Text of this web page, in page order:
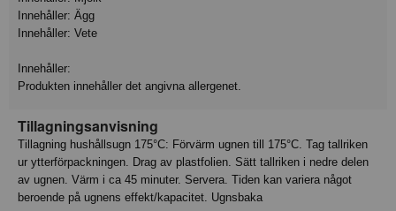
Innehåller: Ägg
Innehåller: Vete
Innehåller:
Produkten innehåller det angivna allergenet.
Tillagningsanvisning
Tillagning hushållsugn 175°C: Förvärm ugnen till 175°C. Tag tallriken
ur ytterförpackningen. Drag av plastfolien. Sätt tallriken i nedre delen
av ugnen. Värm i ca 45 minuter. Servera. Tiden kan variera något
beroende på ugnens effekt/kapacitet. Ugnsbaka